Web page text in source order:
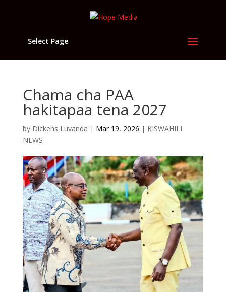
Select Page
Chama cha PAA
hakitapaa tena 2027
by Dickens Luvanda | Mar 19, 2026 | KISWAHILI
NEWS